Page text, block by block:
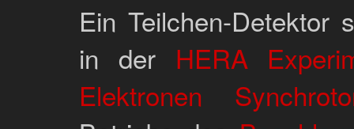
Ein Teilchen-Detektor
in der HERA
Elektronen